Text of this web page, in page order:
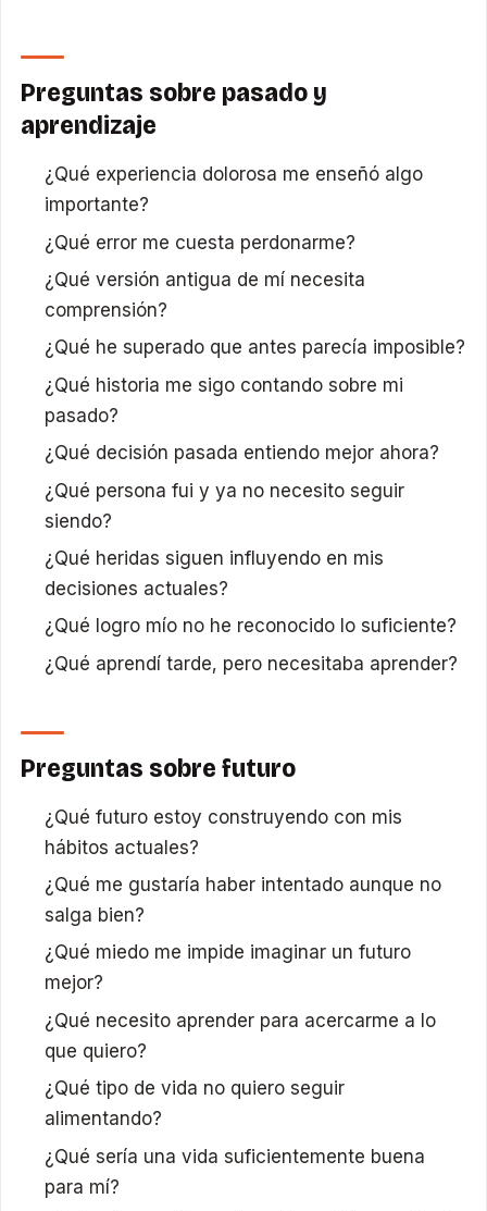
Preguntas sobre pasado y
aprendizaje
¿Qué experiencia dolorosa me enseñó algo
importante?
¿Qué error me cuesta perdonarme?
¿Qué versión antigua de mí necesita
comprensión?
¿Qué he superado que antes parecía imposible?
¿Qué historia me sigo contando sobre mi
pasado?
¿Qué decisión pasada entiendo mejor ahora?
¿Qué persona fui y ya no necesito seguir
siendo?
¿Qué heridas siguen influyendo en mis
decisiones actuales?
¿Qué logro mío no he reconocido lo suficiente?
¿Qué aprendí tarde, pero necesitaba aprender?
Preguntas sobre futuro
¿Qué futuro estoy construyendo con mis
hábitos actuales?
¿Qué me gustaría haber intentado aunque no
salga bien?
¿Qué miedo me impide imaginar un futuro
mejor?
¿Qué necesito aprender para acercarme a lo
que quiero?
¿Qué tipo de vida no quiero seguir
alimentando?
¿Qué sería una vida suficientemente buena
para mí?